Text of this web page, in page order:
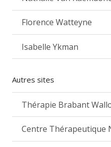
Florence Watteyne
Isabelle Ykman
Autres sites
Thérapie Brabant
Centre Thérapeutique